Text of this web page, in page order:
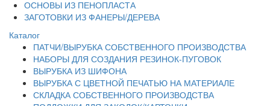
ОСНОВЫ ИЗ ПЕНОПЛАСТА
ЗАГОТОВКИ ИЗ ФАНЕРЫ/ДЕРЕВА
Каталог
ПАТЧИ/ВЫРУБКА СОБСТВЕННОГО ПРОИЗВОДСТВА
НАБОРЫ ДЛЯ СОЗДАНИЯ РЕЗИНОК-ПУГОВОК
ВЫРУБКА ИЗ ШИФОНА
ВЫРУБКА С ЦВЕТНОЙ ПЕЧАТЬЮ НА МАТЕРИАЛЕ
СКЛАДКА СОБСТВЕННОГО ПРОИЗВОДСТВА